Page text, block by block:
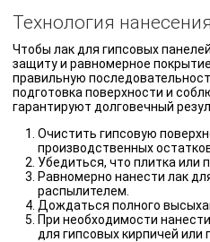
Технология
Чтобы лак для гипсовых
защиту и равномерное
правильную
подготовка поверхности и
гарантируют долговечный
Очистить гипсовую
производственных
Убедиться, что плитка или
Равномерно нанести лак
распылителем.
Дождаться полного
При необходимости
для гипсовых кирпичей или